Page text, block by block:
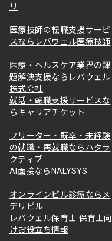
リ
医療技師の転職支援サービ
スならレバウェル医療技師
医療・ヘルスケア業界の課
題解決支援ならレバウェル
株式会社
就活・転職支援サービスな
らキャリアチケット
フリーター・既卒・未経験
の就職・再就職ならハタラ
クティブ
AI面接ならNALYSYS
オンラインピル診療ならメ
デリピル
レバウェル保育士 保育士向
けお役立ち情報